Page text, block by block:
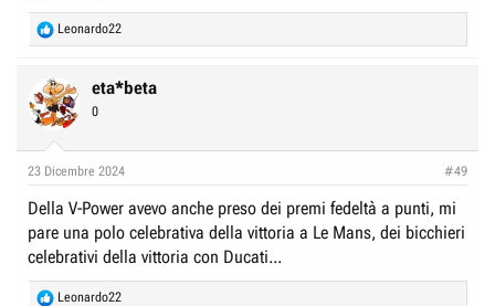
R
e
c
t
i
s
Leonardo22
eta*beta
0
23 Dicembre 2024 #49
Della V-Power avevo anche preso dei premi fedeltà a punti, mi
pare una polo celebrativa della vittoria a Le Mans, dei bicchieri
celebrativi della vittoria con Ducati...
RLeonardo22